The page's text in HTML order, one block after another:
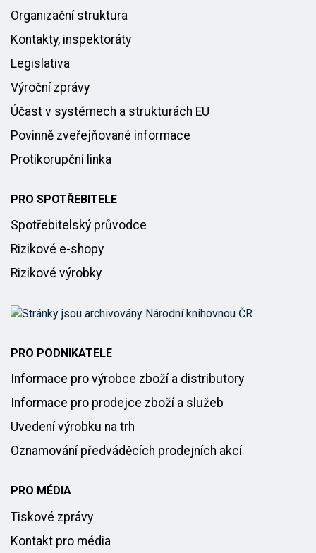
Organizační struktura
Kontakty, inspektoráty
Legislativa
Výroční zprávy
Účast v systémech a strukturách EU
Povinně zveřejňované informace
Protikorupční linka
PRO SPOTŘEBITELE
Spotřebitelský průvodce
Rizikové e-shopy
Rizikové výrobky
PRO PODNIKATELE
Informace pro výrobce zboží a distributory
Informace pro prodejce zboží a služeb
Uvedení výrobku na trh
Oznamování předváděcích prodejních akcí
PRO MÉDIA
Tiskové zprávy
Kontakt pro média